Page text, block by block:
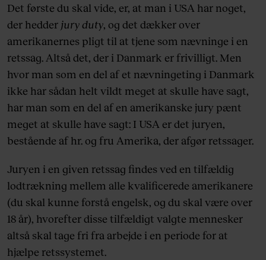
Det første du skal vide, er, at man i USA har noget,
der hedder jury duty, og det dækker over
amerikanernes pligt til at tjene som nævninge i en
retssag. Altså det, der i Danmark er frivilligt. Men
hvor man som en del af et nævningeting i Danmark
ikke har sådan helt vildt meget at skulle have sagt,
har man som en del af en amerikanske jury pænt
meget at skulle have sagt: I USA er det juryen,
bestående af hr. og fru Amerika, der afgør retssager.
Juryen i en given retssag findes ved en tilfældig
lodtrækning mellem alle kvalificerede amerikanere
(du skal kunne forstå engelsk, og du skal være over
18 år), hvorefter disse tilfældigt valgte mennesker
altså skal tage fri fra arbejde i en periode for at
hjælpe retssystemet.